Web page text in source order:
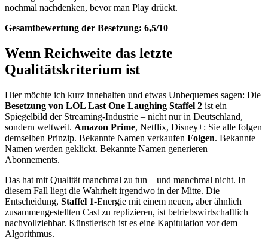
nochmal nachdenken, bevor man Play drückt.
Gesamtbewertung der Besetzung: 6,5/10
Wenn Reichweite das letzte
Qualitätskriterium ist
Hier möchte ich kurz innehalten und etwas Unbequemes sagen: Die
Besetzung von LOL Last One Laughing Staffel 2 ist ein
Spiegelbild der Streaming-Industrie – nicht nur in Deutschland,
sondern weltweit. Amazon Prime, Netflix, Disney+: Sie alle folgen
demselben Prinzip. Bekannte Namen verkaufen Folgen. Bekannte
Namen werden geklickt. Bekannte Namen generieren
Abonnements.
Das hat mit Qualität manchmal zu tun – und manchmal nicht. In
diesem Fall liegt die Wahrheit irgendwo in der Mitte. Die
Entscheidung, Staffel 1-Energie mit einem neuen, aber ähnlich
zusammengestellten Cast zu replizieren, ist betriebswirtschaftlich
nachvollziehbar. Künstlerisch ist es eine Kapitulation vor dem
Algorithmus.